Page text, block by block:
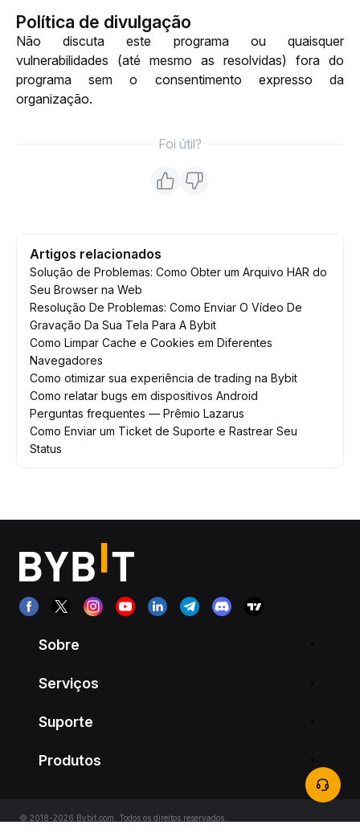
Política de divulgação
Não discuta este programa ou quaisquer
vulnerabilidades (até mesmo as resolvidas) fora do
programa sem o consentimento expresso da
organização.
Foi útil?
Artigos relacionados
Solução de Problemas: Como Obter um Arquivo HAR do
Seu Browser na Web
Resolução De Problemas: Como Enviar O Vídeo De
Gravação Da Sua Tela Para A Bybit
Como Limpar Cache e Cookies em Diferentes
Navegadores
Como otimizar sua experiência de trading na Bybit
Como relatar bugs em dispositivos Android
Perguntas frequentes — Prêmio Lazarus
Como Enviar um Ticket de Suporte e Rastrear Seu
Status
Sobre
Serviços
Suporte
Produtos
© 2018-2026 Bybit.com. Todos os direitos reservados.